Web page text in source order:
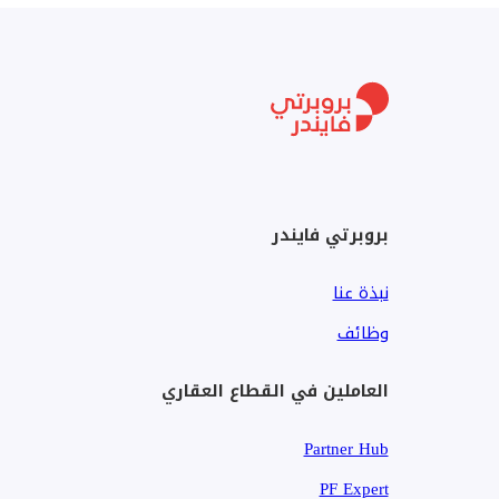
* المنطقة الثقافية (متحف اللوفر، متحف غوغنهايم، متحف
* على بعد دقائق من شاطئ السعديات
* مدارس وجامعات متميزة في الجوار
لماذا هذه الشقة مميزة
* تقع في المجتمع الأكثر طلبًا في السعديات
* الإطلالة الجزئية على البحر تضيف قيمة طويلة الأمد
* طلب تأجير مرتفع في السعديات غروف
بروبرتي فايندر
نبذة عنا
وظائف
العاملين في القطاع العقاري
Partner Hub
PF Expert